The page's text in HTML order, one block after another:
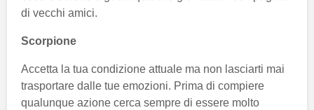
di vecchi amici.
Scorpione
Accetta la tua condizione attuale ma non lasciarti mai
trasportare dalle tue emozioni. Prima di compiere
qualunque azione cerca sempre di essere molto